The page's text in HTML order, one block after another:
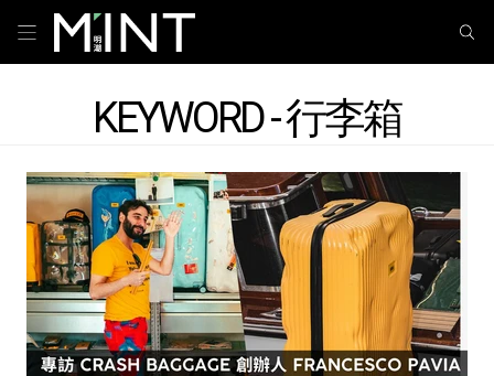
KEYWORD - 行李箱